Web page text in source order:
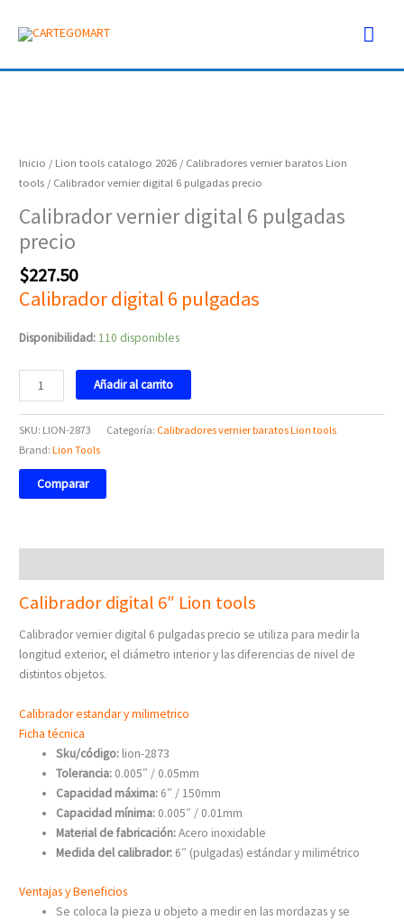
Inicio / Lion tools catalogo 2026 / Calibradores vernier baratos Lion
tools / Calibrador vernier digital 6 pulgadas precio
Calibrador vernier digital 6 pulgadas
precio
$227.50
Calibrador digital 6 pulgadas
Disponibilidad:110 disponibles
digital
6
precio
cantidad
Añadir al carrito
SKU: LION-2873 Categoría: Calibradores vernier baratos Lion tools
Brand:Lion Tools
Comparar
Calibrador digital 6″ Lion tools
Calibrador vernier digital 6 pulgadas precio se utiliza para medir la
longitud exterior, el diámetro interior y las diferencias de nivel de
distintos objetos.
Calibrador estandar y milimetrico
Ficha técnica
Sku/código: lion-2873
Tolerancia: 0.005″ / 0.05mm
Capacidad máxima: 6″ / 150mm
Capacidad mínima: 0.005″ / 0.01mm
Material de fabricación:Acero inoxidable
Medida del calibrador: 6″ (pulgadas) estándar y milimétrico
Ventajas y Beneficios
Se coloca la pieza u objeto a medir en las mordazas y se